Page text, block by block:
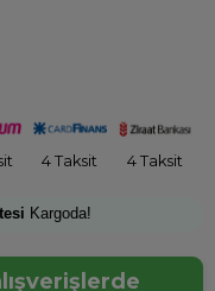
4 Taksit 4 Taksit
Kargoda!